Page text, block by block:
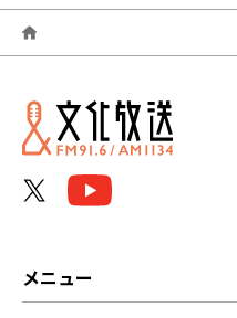
2026年06月
2026年05月
2026年04月
メニュー